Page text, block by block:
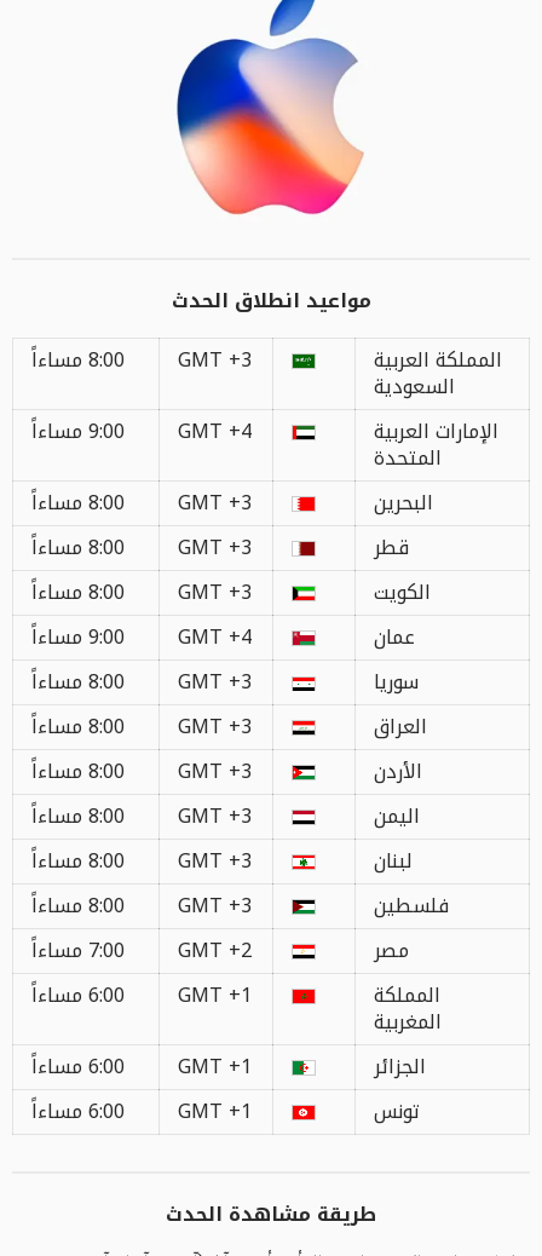
مواعيد انطلاق الحدث
المملكة العربية
السعودية
GMT +3
8:00 مساءاً
الإمارات العربية
المتحدة
GMT +4
9:00 مساءاً
البحرين
GMT +3
8:00 مساءاً
قطر
GMT +3
8:00 مساءاً
الكويت
GMT +3
8:00 مساءاً
عمان
GMT +4
9:00 مساءاً
سوريا
GMT +3
8:00 مساءاً
العراق
GMT +3
8:00 مساءاً
الأردن
GMT +3
8:00 مساءاً
اليمن
GMT +3
8:00 مساءاً
لبنان
GMT +3
8:00 مساءاً
فلسطين
GMT +3
8:00 مساءاً
مصر
GMT +2
7:00 مساءاً
المملكة
المغربية
GMT +1
6:00 مساءاً
الجزائر
GMT +1
6:00 مساءاً
تونس
GMT +1 6:00 مساءاً
طريقة مشاهدة الحدث